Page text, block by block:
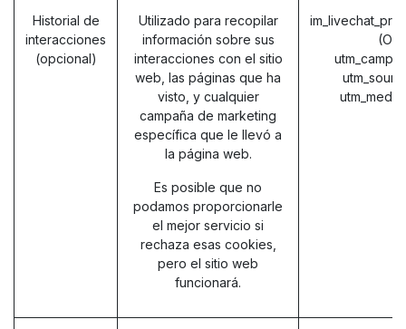
Historial de
interacciones
(opcional)
Utilizado para recopilar
información sobre sus
interacciones con el sitio
web, las páginas que ha
visto, y cualquier
campaña de marketing
específica que le llevó a
la página web.
Es posible que no
podamos proporcionarle
el mejor servicio si
rechaza esas cookies,
pero el sitio web
funcionará.